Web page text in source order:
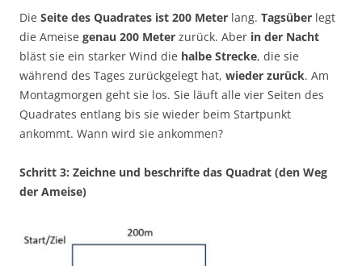
Die Seite des Quadrates ist 200 Meter lang. Tagsüber legt
die Ameise genau 200 Meter zurück. Aber in der Nacht
bläst sie ein starker Wind die halbe Strecke, die sie
während des Tages zurückgelegt hat, wieder zurück. Am
Montagmorgen geht sie los. Sie läuft alle vier Seiten des
Quadrates entlang bis sie wieder beim Startpunkt
ankommt. Wann wird sie ankommen?
Schritt 3: Zeichne und beschrifte das Quadrat (den Weg
der Ameise)